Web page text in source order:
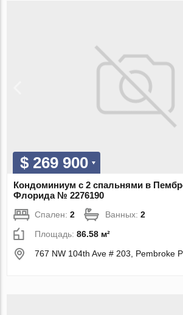
$ 269 900
Кондоминиум с 2 спальнями в
Флорида № 2276190
Спален:2 Ванных:2
Площадь:86.58 м²
767 NW 104th Ave # 203, Pembroke